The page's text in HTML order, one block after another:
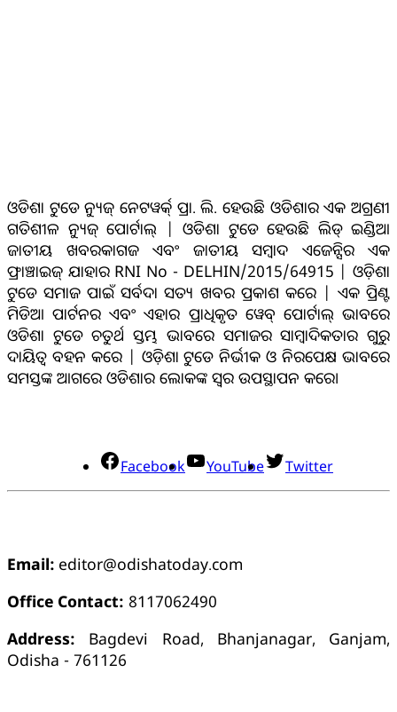
ଓଡିଶା ଟୁଡେ ନ୍ୟୁଜ୍ ନେଟୱର୍କ୍ ପ୍ରା. ଲି. ହେଉଛି ଓଡିଶାର ଏକ ଅଗ୍ରଣୀ
ଗତିଶୀଳ ନ୍ୟୁଜ୍ ପୋର୍ଟାଲ୍ | ଓଡିଶା ଟୁଡେ ହେଉଛି ଲିଡ୍ ଇଣ୍ଡିଆ
ଜାତୀୟ ଖବରକାଗଜ ଏବଂ ଜାତୀୟ ସମ୍ବାଦ ଏଜେନ୍ସିର ଏକ
ଫ୍ରାଞ୍ଚାଇଜ୍ ଯାହାର RNI No - DELHIN/2015/64915 | ଓଡ଼ିଶା
ଟୁଡେ ସମାଜ ପାଇଁ ସର୍ବଦା ସତ୍ୟ ଖବର ପ୍ରକାଶ କରେ | ଏକ ପ୍ରିଣ୍ଟ
ମିଡିଆ ପାର୍ଟନର ଏବଂ ଏହାର ପ୍ରାଧିକୃତ ୱେବ୍ ପୋର୍ଟାଲ୍ ଭାବରେ
ଓଡିଶା ଟୁଡେ ଚତୁର୍ଥ ସ୍ତମ୍ଭ ଭାବରେ ସମାଜର ସାମ୍ବାଦିକତାର ଗୁରୁ
ଦାୟିତ୍ବ ବହନ କରେ | ଓଡ଼ିଶା ଟୁଡେ ନିର୍ଭୀକ ଓ ନିରପେକ୍ଷ ଭାବରେ
ସମସ୍ତଙ୍କ ଆଗରେ ଓଡିଶାର ଲୋକଙ୍କ ସ୍ୱର ଉପସ୍ଥାପନ କରେ।
Facebook YouTube Twitter
Email: editor@odishatoday.com
Office Contact: 8117062490
Address: Bagdevi Road, Bhanjanagar, Ganjam,
Odisha - 761126